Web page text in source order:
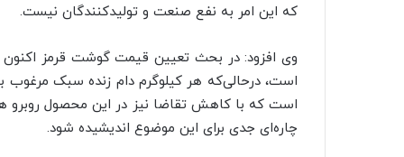
که این امر به نفع صنعت و تولیدکنندگان نیست.
وی افزود: در بحث تعیین قیمت گوشت قرمز
است که با کاهش تقاضا نیز در این محصول روبرو
چاره‌ای جدی برای این موضوع اندیشیده شود.